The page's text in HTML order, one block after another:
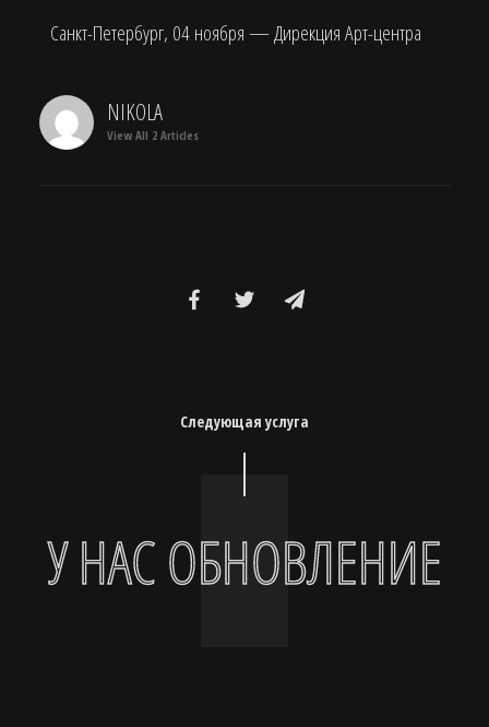
Санкт-Петербург, 04 ноября — Дирекция Арт-центра
NIKOLA
View All 2 Articles
Следующая услуга
У НАС ОБНОВЛЕНИЕ